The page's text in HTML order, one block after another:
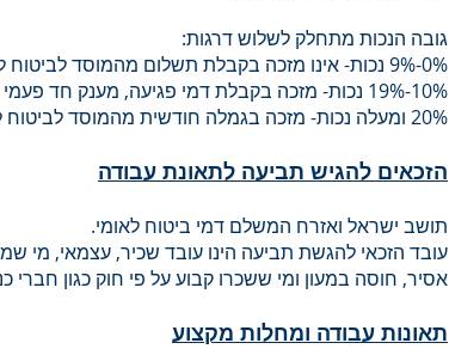
גובה הנכות מתחלק לשלוש דרגות:
0%-9% נכות- אינו מזכה בקבלת תשלום מהמוסד לביטוח לאומי.
10%-19% נכות- מזכה בקבלת דמי פגיעה, מענק חד פעמי בשיעור של 43 קצבאות חודשיות.
20% ומעלה נכות- מזכה בגמלה חודשית מהמוסד לביטוח לאומי.
הזכאים להגיש תביעה לתאונת עבודה
תושב ישראל ואזרח המשלם דמי ביטוח לאומי.
עובד הזכאי להגשת תביעה הינו עובד שכיר, עצמאי, מי
אסיר, חוסה במעון ומי ששכרו קבוע על פי חוק כגון חברי
תאונות עבודה ומחלות מקצוע